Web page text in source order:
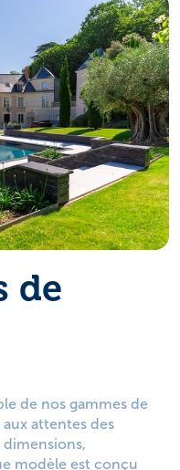
de
de nos gammes de
attentes des
modèle est conçu